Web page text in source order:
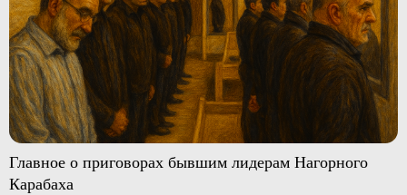
Главное о приговорах бывшим лидерам Нагорного
Карабаха